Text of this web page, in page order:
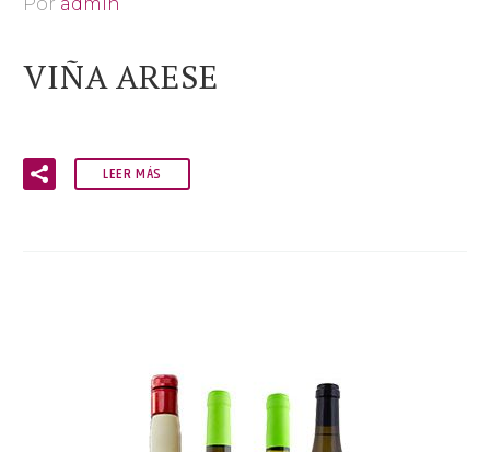
Por admin
VIÑA ARESE
LEER MÁS